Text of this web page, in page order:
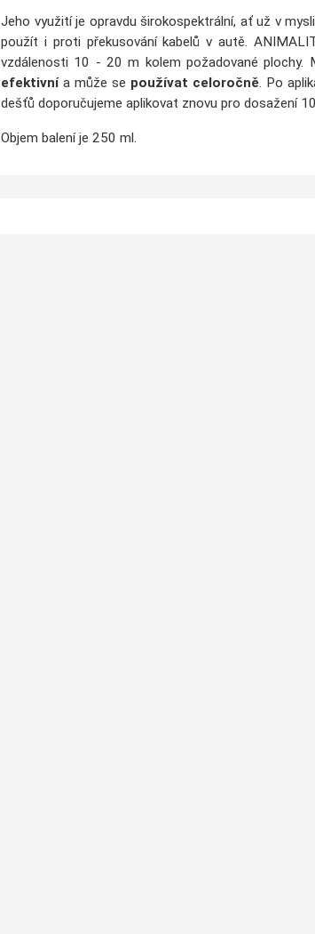
Jeho využití je opravdu širokospektrální, ať už v
použít i proti překusování kabelů v autě.
vzdálenosti 10 - 20 m kolem požadované plochy.
efektivnía může se používat celoročně. Po
dešťů doporučujeme aplikovat znovu pro dosažení
Objem balení je 250 ml.